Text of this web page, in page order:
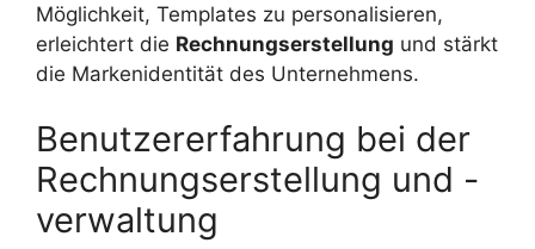
Möglichkeit, Templates zu personalisieren,
erleichtert die Rechnungserstellung und stärkt
die Markenidentität des Unternehmens.
Benutzererfahrung bei der
Rechnungserstellung und -
verwaltung